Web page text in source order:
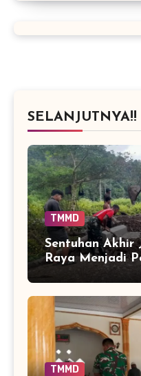
SELANJUTNYA!!
TMMD
Sentuhan Akhir
Raya Menjadi
Akses Baru
TMMD